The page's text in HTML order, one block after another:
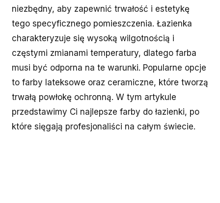
niezbędny, aby zapewnić trwałość i estetykę
tego specyficznego pomieszczenia. Łazienka
charakteryzuje się wysoką wilgotnością i
częstymi zmianami temperatury, dlatego farba
musi być odporna na te warunki. Popularne opcje
to farby lateksowe oraz ceramiczne, które tworzą
trwałą powłokę ochronną. W tym artykule
przedstawimy Ci najlepsze farby do łazienki, po
które sięgają profesjonaliści na całym świecie.